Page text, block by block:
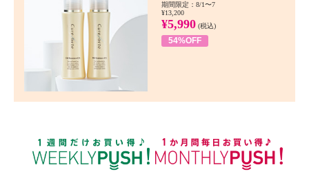
期間限定：8/1〜7
¥13,200
¥5,990 (税込)
54%OFF